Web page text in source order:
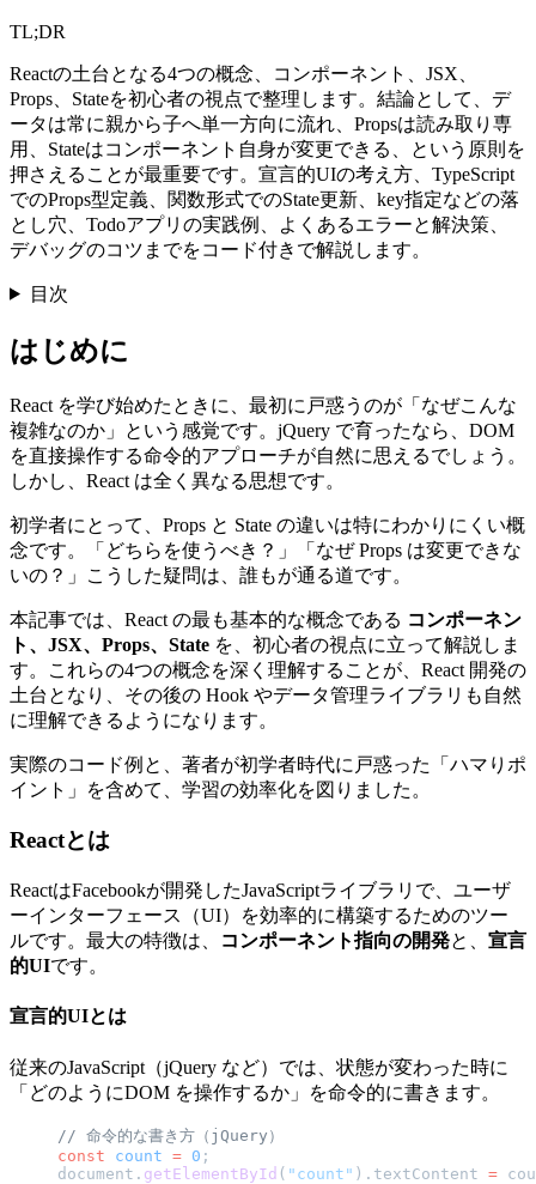
TL;DR
Reactの土台となる4つの概念、コンポーネント、JSX、
Props、Stateを初心者の視点で整理します。結論として、デ
ータは常に親から子へ単一方向に流れ、Propsは読み取り専
用、Stateはコンポーネント自身が変更できる、という原則を
押さえることが最重要です。宣言的UIの考え方、TypeScript
でのProps型定義、関数形式でのState更新、key指定などの落
とし穴、Todoアプリの実践例、よくあるエラーと解決策、
デバッグのコツまでをコード付きで解説します。
目次
はじめに
React を学び始めたときに、最初に戸惑うのが「なぜこんな
複雑なのか」という感覚です。jQuery で育ったなら、DOM
を直接操作する命令的アプローチが自然に思えるでしょう。
しかし、React は全く異なる思想です。
初学者にとって、Props と State の違いは特にわかりにくい概
念です。「どちらを使うべき？」「なぜ Props は変更できな
いの？」こうした疑問は、誰もが通る道です。
本記事では、React の最も基本的な概念である コンポーネン
ト、JSX、Props、State を、初心者の視点に立って解説しま
す。これらの4つの概念を深く理解することが、React 開発の
土台となり、その後の Hook やデータ管理ライブラリも自然
に理解できるようになります。
実際のコード例と、著者が初学者時代に戸惑った「ハマりポ
イント」を含めて、学習の効率化を図りました。
Reactとは
ReactはFacebookが開発したJavaScriptライブラリで、ユーザ
ーインターフェース（UI）を効率的に構築するためのツー
ルです。最大の特徴は、
コンポーネント指向の開発と、 宣言
的UIです。
宣言的UIとは
従来のJavaScript（jQuery など）では、状態が変わった時に
「どのようにDOM を操作するか」を命令的に書きます。
// 命令的な書き方（jQuery）
const count = 0 ;
document. getElementById ( "count" ).textContent =